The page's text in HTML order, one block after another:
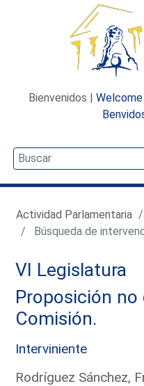
Bienvenidos | Welcome
Actividad Parlamentaria
Búsqueda de
VI Legislatura
Proposición no
Comisión.
Interviniente
Rodríguez Sánchez,